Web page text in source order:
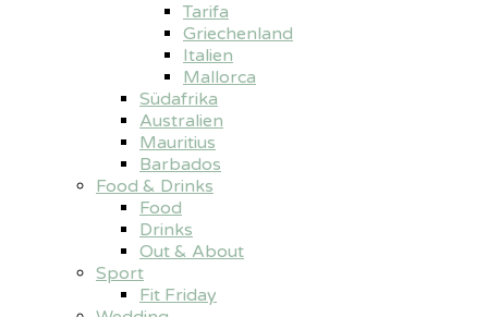
Tarifa
Griechenland
Italien
Mallorca
Südafrika
Australien
Mauritius
Barbados
Food & Drinks
Food
Drinks
Out & About
Sport
Fit Friday